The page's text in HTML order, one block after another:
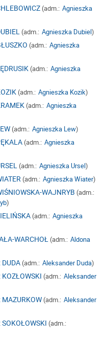
(adm.: Agnieszka
(adm.: Agnieszka Dubiel)
(adm.: Agnieszka
(adm.: Agnieszka
(adm.: Agnieszka Kozik)
(adm.: Agnieszka
(adm.: Agnieszka Lew)
(adm.: Agnieszka
(adm.: Agnieszka Ursel)
(adm.: Agnieszka Wiater)
WAJNRYB (adm.:
)
(adm.: Agnieszka
WARCHOŁ(adm.: Aldona
(adm.: Aleksander Duda)
(adm.: Aleksander
MAZURKOW(adm.: Aleksander
(adm.: